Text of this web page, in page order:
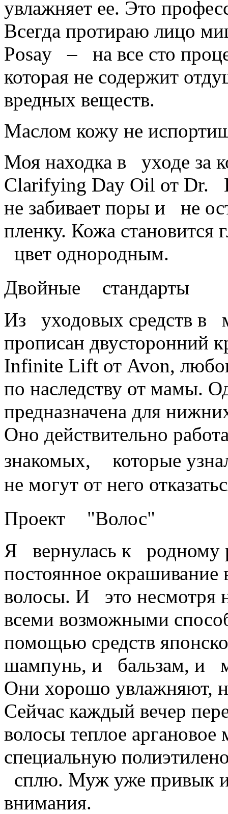
увлажняет ее. Это
Всегда протираю лицо
Posay – на все сто
которая не содержит
вредных веществ.
Маслом кожу не
Моя находка в уходе за
Clarifying Day Oil от Dr.
не забивает поры и не
пленку. Кожа
цвет однородным.
Двойные стандарты
Из уходовых средств в
прописан двусторонний
Infinite Lift от Avon,
по наследству от мамы.
предназначена для
Оно действительно
знакомых, которые
не могут от него
Проект "Волос"
Я вернулась к родному
постоянное
волосы. И это несмотря
всеми возможными
помощью средств
шампунь, и бальзам, и
Они хорошо увлажняют,
Сейчас каждый вечер
волосы теплое
специальную
сплю. Муж уже привык
внимания.